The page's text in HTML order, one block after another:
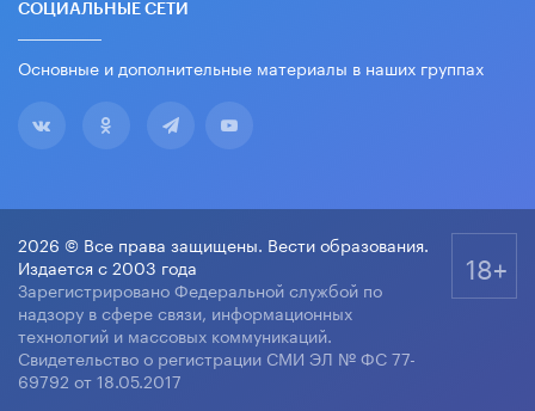
СОЦИАЛЬНЫЕ СЕТИ
Основные и дополнительные материалы в наших группах
2026 © Все права защищены. Вести образования.
Издается с 2003 года
Зарегистрировано Федеральной службой по
надзору в сфере связи, информационных
технологий и массовых коммуникаций.
Свидетельство о регистрации СМИ ЭЛ № ФС 77-
69792 от 18.05.2017
18+